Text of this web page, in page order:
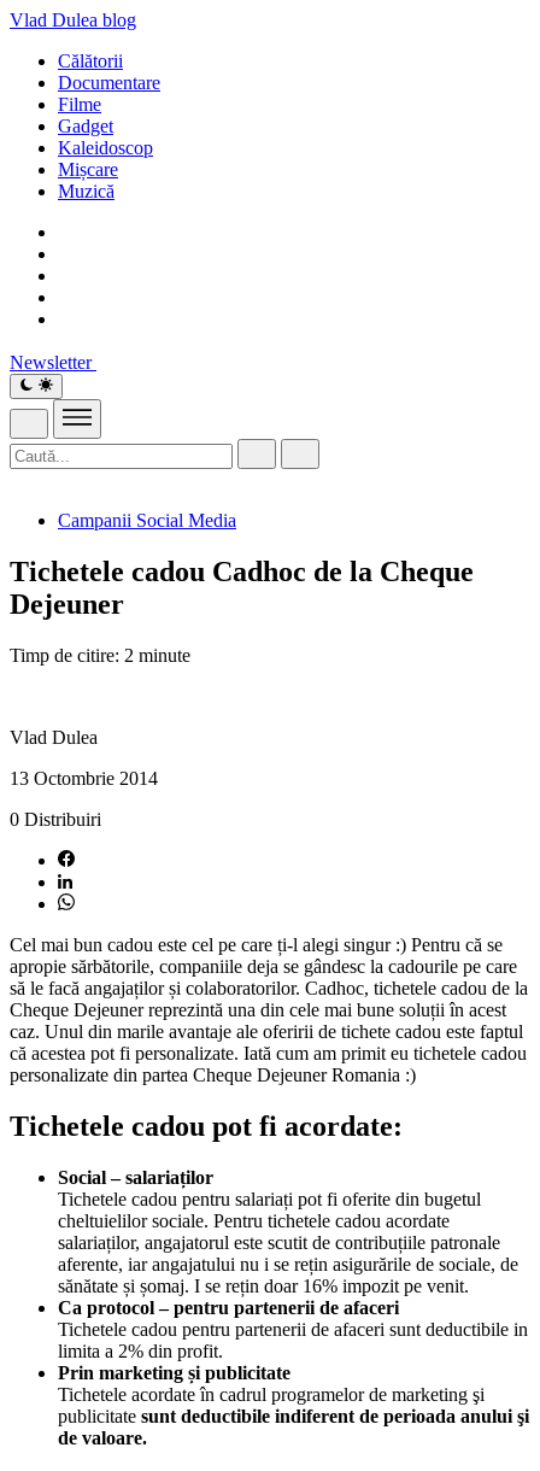
Vlad Dulea blog
Călătorii
Documentare
Filme
Gadget
Kaleidoscop
Mișcare
Muzică
Newsletter
Campanii Social Media
Tichetele cadou Cadhoc de la Cheque
Dejeuner
Timp de citire: 2 minute
Vlad Dulea
13 Octombrie 2014
0 Distribuiri
Cel mai bun cadou este cel pe care ți-l alegi singur :) Pentru că se
apropie sărbătorile, companiile deja se gândesc la cadourile pe care
să le facă angajaților și colaboratorilor. Cadhoc, tichetele cadou de la
Cheque Dejeuner reprezintă una din cele mai bune soluții în acest
caz. Unul din marile avantaje ale oferirii de tichete cadou este faptul
că acestea pot fi personalizate. Iată cum am primit eu tichetele cadou
personalizate din partea Cheque Dejeuner Romania :)
Tichetele cadou pot fi acordate:
Social – salariaților
Tichetele cadou pentru salariați pot fi oferite din bugetul
cheltuielilor sociale. Pentru tichetele cadou acordate
salariaților, angajatorul este scutit de contribuțiile patronale
aferente, iar angajatului nu i se rețin asigurările de sociale, de
sănătate și șomaj. I se rețin doar 16% impozit pe venit.
Ca protocol – pentru partenerii de afaceri
Tichetele cadou pentru partenerii de afaceri sunt deductibile in
limita a 2% din profit.
Prin marketing și publicitate
Tichetele acordate în cadrul programelor de marketing şi
publicitate sunt deductibile indiferent de perioada anului şi
de valoare.